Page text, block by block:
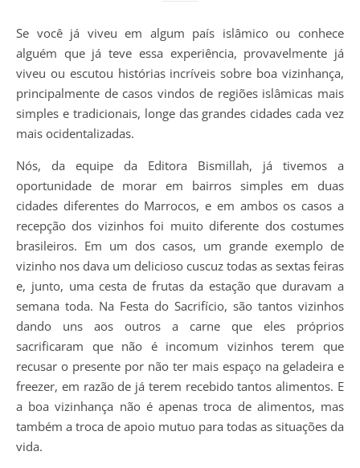
Se você já viveu em algum país islâmico ou conhece
alguém que já teve essa experiência, provavelmente já
viveu ou escutou histórias incríveis sobre boa vizinhança,
principalmente de casos vindos de regiões islâmicas mais
simples e tradicionais, longe das grandes cidades cada vez
mais ocidentalizadas.
Nós, da equipe da Editora Bismillah, já tivemos a
oportunidade de morar em bairros simples em duas
cidades diferentes do Marrocos, e em ambos os casos a
recepção dos vizinhos foi muito diferente dos costumes
brasileiros. Em um dos casos, um grande exemplo de
vizinho nos dava um delicioso cuscuz todas as sextas feiras
e, junto, uma cesta de frutas da estação que duravam a
semana toda. Na Festa do Sacrifício, são tantos vizinhos
dando uns aos outros a carne que eles próprios
sacrificaram que não é incomum vizinhos terem que
recusar o presente por não ter mais espaço na geladeira e
freezer, em razão de já terem recebido tantos alimentos. E
a boa vizinhança não é apenas troca de alimentos, mas
também a troca de apoio mutuo para todas as situações da
vida.